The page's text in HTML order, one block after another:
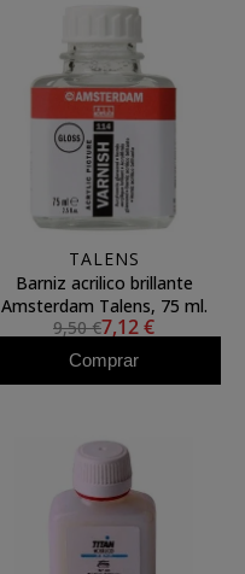
TALENS
Barniz acrilico brillante
Amsterdam Talens, 75 ml.
9,50 €7,12 €
Comprar